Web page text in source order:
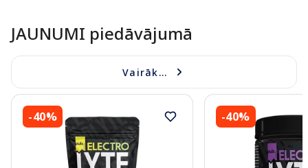
JAUNUMI piedāvājumā
Vairāk...
-40% -40%